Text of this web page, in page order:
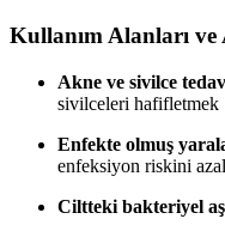
Kullanım Alanları ve
Akne ve sivilce
sivilceleri hafifletmek
Enfekte olmuş
enfeksiyon riskini
Ciltteki bakteriyel